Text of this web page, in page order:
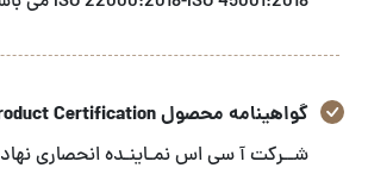
گواهینامه محصول Product Certification
شــرکت آ سی اس نمـاینـده انحصاری